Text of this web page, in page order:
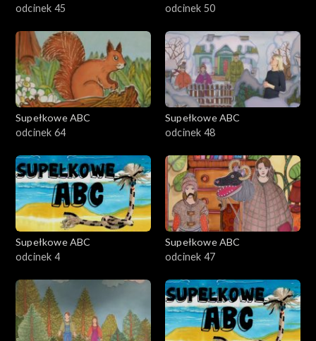
odcinek 45
odcinek 50
Supełkowe ABC
odcinek 64
Supełkowe ABC
odcinek 48
Supełkowe ABC
odcinek 4
Supełkowe ABC
odcinek 47